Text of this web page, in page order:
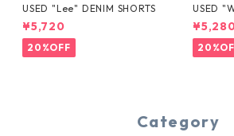
USED "Lee" DENIM SHORTS
¥5,720
20%OFF
USED
DENIM
Category